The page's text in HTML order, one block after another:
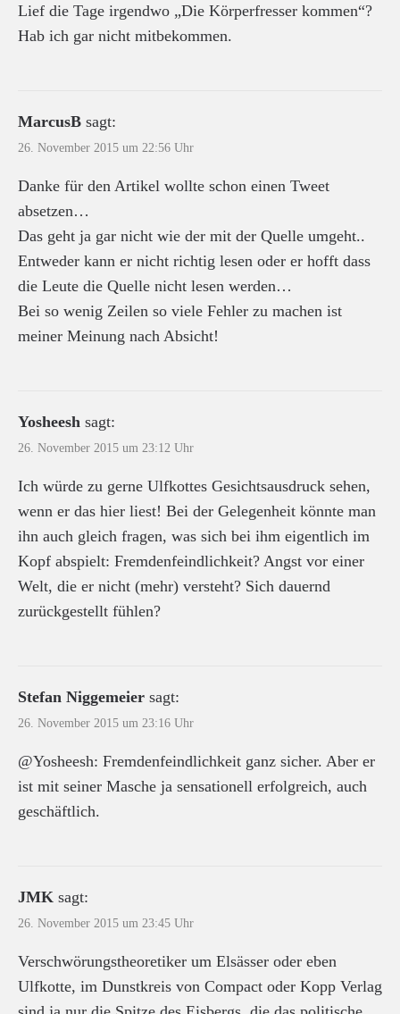
Lief die Tage irgendwo „Die Körperfresser kommen“?
Hab ich gar nicht mitbekommen.
MarcusB sagt:
26. November 2015 um 22:56 Uhr
Danke für den Artikel wollte schon einen Tweet
absetzen…
Das geht ja gar nicht wie der mit der Quelle umgeht..
Entweder kann er nicht richtig lesen oder er hofft dass
die Leute die Quelle nicht lesen werden…
Bei so wenig Zeilen so viele Fehler zu machen ist
meiner Meinung nach Absicht!
Yosheesh sagt:
26. November 2015 um 23:12 Uhr
Ich würde zu gerne Ulfkottes Gesichtsausdruck sehen,
wenn er das hier liest! Bei der Gelegenheit könnte man
ihn auch gleich fragen, was sich bei ihm eigentlich im
Kopf abspielt: Fremdenfeindlichkeit? Angst vor einer
Welt, die er nicht (mehr) versteht? Sich dauernd
zurückgestellt fühlen?
Stefan Niggemeier sagt:
26. November 2015 um 23:16 Uhr
@Yosheesh: Fremdenfeindlichkeit ganz sicher. Aber er
ist mit seiner Masche ja sensationell erfolgreich, auch
geschäftlich.
JMK sagt:
26. November 2015 um 23:45 Uhr
Verschwörungstheoretiker um Elsässer oder eben
Ulfkotte, im Dunstkreis von Compact oder Kopp Verlag